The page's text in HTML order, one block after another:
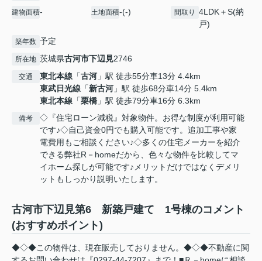
建物面積- 土地面積-(-) 間取り
4LDK＋S(納
戸)
築年数 予定
所在地 茨城県古河市下辺見2746
交通 東北本線 「古河 」駅 徒歩55分車13分 4.4km
東武日光線 「新古河 」駅 徒歩68分車14分 5.4km
東北本線 「栗橋 」駅 徒歩79分車16分 6.3km
備考
◇『住宅ローン減税』対象物件。お得な制度が利用可能
です♪◇自己資金0円でも購入可能です。追加工事や家
電費用もご相談ください♪◇多くの住宅メーカーを紹介
できる弊社R－homeだから、色々な物件を比較してマ
イホーム探しが可能です♪メリットだけではなくデメリ
ットもしっかり説明いたします。
古河市下辺見第6 新築戸建て 1号棟のコメント
(おすすめポイント)
◆◇◆この物件は、現在販売しておりません。◆◇◆不動産に関